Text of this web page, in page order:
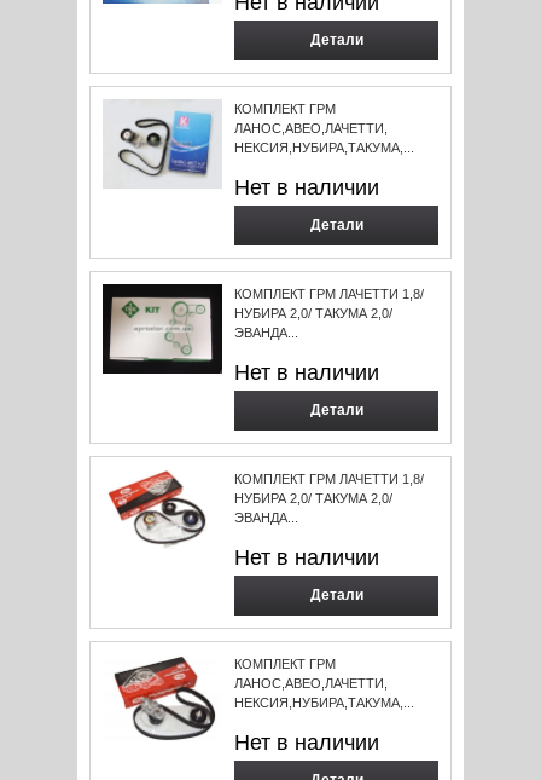
Детали
КОМПЛЕКТ ГРМ
ЛАНОС,АВЕО,ЛАЧЕТТИ,
НЕКСИЯ,НУБИРА,ТАКУМА,...
Нет в наличии
Детали
КОМПЛЕКТ ГРМ ЛАЧЕТТИ 1,8/
НУБИРА 2,0/ ТАКУМА 2,0/
ЭВАНДА...
Нет в наличии
Детали
КОМПЛЕКТ ГРМ ЛАЧЕТТИ 1,8/
НУБИРА 2,0/ ТАКУМА 2,0/
ЭВАНДА...
Нет в наличии
Детали
КОМПЛЕКТ ГРМ
ЛАНОС,АВЕО,ЛАЧЕТТИ,
НЕКСИЯ,НУБИРА,ТАКУМА,...
Нет в наличии